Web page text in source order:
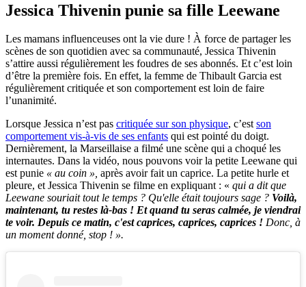
Jessica Thivenin punie sa fille Leewane
Les mamans influenceuses ont la vie dure ! À force de partager les
scènes de son quotidien avec sa communauté, Jessica Thivenin
s’attire aussi régulièrement les foudres de ses abonnés. Et c’est loin
d’être la première fois. En effet, la femme de Thibault Garcia est
régulièrement critiquée et son comportement est loin de faire
l’unanimité.
Lorsque Jessica n’est pas critiquée sur son physique, c’estson
comportement vis-à-vis de ses enfants qui est pointé du doigt.
Dernièrement, la Marseillaise a filmé une scène qui a choqué les
internautes. Dans la vidéo, nous pouvons voir la petite Leewane qui
est punie « au coin », après avoir fait un caprice. La petite hurle et
pleure, et Jessica Thivenin se filme en expliquant : « qui a dit que
Leewane souriait tout le temps ? Qu'elle était toujours sage ? Voilà,
maintenant, tu restes là-bas ! Et quand tu seras calmée, je viendrai
te voir. Depuis ce matin, c'est caprices, caprices, caprices ! Donc, à
un moment donné, stop ! ».